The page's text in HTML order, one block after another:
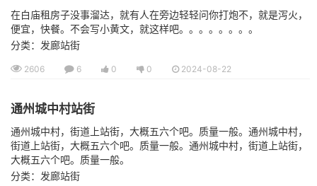
在白庙租房子没事溜达，就有人在旁边轻轻问你打炮不，就是泻火，
便宜，快餐。不会写小黄文，就这样吧。。。。。。。。
分类：发廊站街
2606 6 0 0 2024-08-22
通州城中村站街
通州城中村，街道上站街，大概五六个吧。质量一般。通州城中村，
街道上站街，大概五六个吧。质量一般。通州城中村，街道上站街，
大概五六个吧。质量一般。
分类：发廊站街